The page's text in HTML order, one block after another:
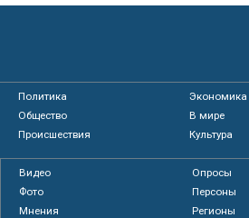
Политика
Экономика
Общество
В мире
Происшествия
Культура
Видео
Опросы
Фото
Персоны
Мнения
Регионы